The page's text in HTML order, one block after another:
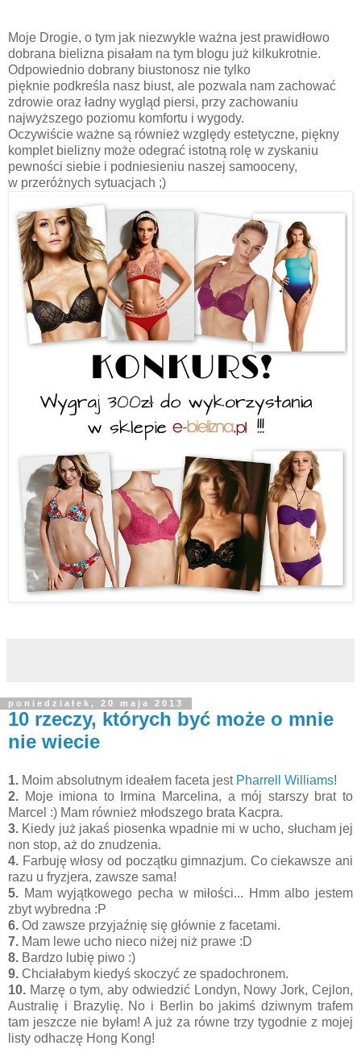
Moje Drogie, o tym jak niezwykle ważna jest prawidłowo
dobrana bielizna pisałam na tym blogu już kilkukrotnie.
Odpowiednio dobrany biustonosz nie tylko
pięknie podkreśla nasz biust, ale pozwala nam zachować
zdrowie oraz ładny wygląd piersi, przy zachowaniu
najwyższego poziomu komfortu i wygody.
Oczywiście ważne są również względy estetyczne, piękny
komplet bielizny może odegrać istotną rolę w zyskaniu
pewności siebie i podniesieniu naszej samooceny,
w przeróżnych sytuacjach ;)
poniedziałek, 20 maja 2013
10 rzeczy, których być może o mnie
nie wiecie
1. Moim absolutnym ideałem faceta jest Pharrell Williams!
2. Moje imiona to Irmina Marcelina, a mój starszy brat to
Marcel :) Mam również młodszego brata Kacpra.
3. Kiedy już jakaś piosenka wpadnie mi w ucho, słucham jej
non stop, aż do znudzenia.
4. Farbuję włosy od początku gimnazjum. Co ciekawsze ani
razu u fryzjera, zawsze sama!
5. Mam wyjątkowego pecha w miłości... Hmm albo jestem
zbyt wybredna :P
6. Od zawsze przyjaźnię się głównie z facetami.
7. Mam lewe ucho nieco niżej niż prawe :D
8. Bardzo lubię piwo :)
9. Chciałabym kiedyś skoczyć ze spadochronem.
10. Marzę o tym, aby odwiedzić Londyn, Nowy Jork, Cejlon,
Australię i Brazylię. No i Berlin bo jakimś dziwnym trafem
tam jeszcze nie byłam! A już za równe trzy tygodnie z mojej
listy odhaczę Hong Kong!